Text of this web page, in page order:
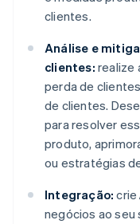
clientes.
Análise e
clientes: realize
perda de
de clientes.
para resolver
produto,
ou estratégias
Integração: crie
negócios ao seu